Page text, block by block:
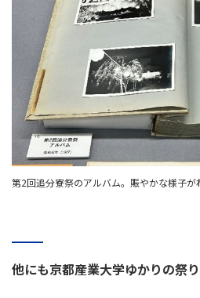
第2回追分寮祭のアルバム。賑やかな様子が
他にも京都産業大学ゆかりの祭